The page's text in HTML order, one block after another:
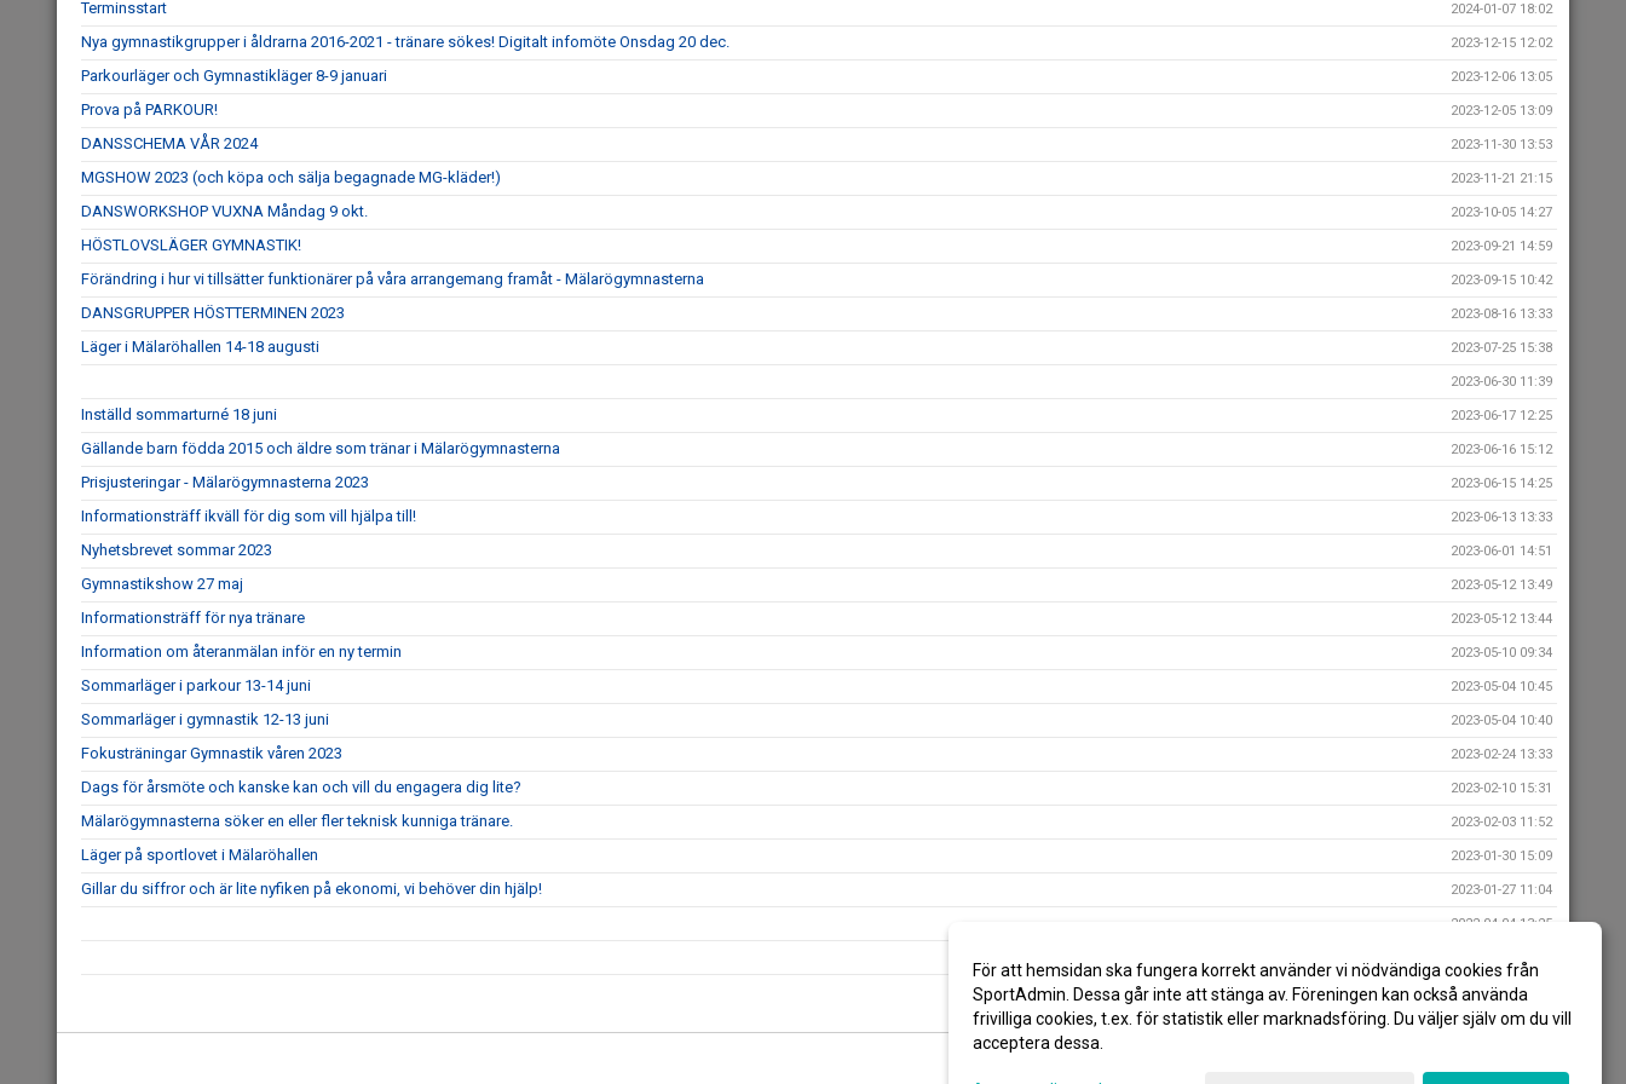
Terminsstart 2024-01-07 18:02
Nya gymnastikgrupper i åldrarna 2016-2021 - tränare sökes! Digitalt infomöte Onsdag 20 dec. 2023-12-15 12:02
Parkourläger och Gymnastikläger 8-9 januari 2023-12-06 13:05
Prova på PARKOUR! 2023-12-05 13:09
DANSSCHEMA VÅR 2024 2023-11-30 13:53
MGSHOW 2023 (och köpa och sälja begagnade MG-kläder!) 2023-11-21 21:15
DANSWORKSHOP VUXNA Måndag 9 okt. 2023-10-05 14:27
HÖSTLOVSLÄGER GYMNASTIK! 2023-09-21 14:59
Förändring i hur vi tillsätter funktionärer på våra arrangemang framåt - Mälarögymnasterna 2023-09-15 10:42
DANSGRUPPER HÖSTTERMINEN 2023 2023-08-16 13:33
Läger i Mälaröhallen 14-18 augusti 2023-07-25 15:38
2023-06-30 11:39
Inställd sommarturné 18 juni 2023-06-17 12:25
Gällande barn födda 2015 och äldre som tränar i Mälarögymnasterna 2023-06-16 15:12
Prisjusteringar - Mälarögymnasterna 2023 2023-06-15 14:25
Informationsträff ikväll för dig som vill hjälpa till! 2023-06-13 13:33
Nyhetsbrevet sommar 2023 2023-06-01 14:51
Gymnastikshow 27 maj 2023-05-12 13:49
Informationsträff för nya tränare 2023-05-12 13:44
Information om återanmälan inför en ny termin 2023-05-10 09:34
Sommarläger i parkour 13-14 juni 2023-05-04 10:45
Sommarläger i gymnastik 12-13 juni 2023-05-04 10:40
Fokusträningar Gymnastik våren 2023 2023-02-24 13:33
Dags för årsmöte och kanske kan och vill du engagera dig lite? 2023-02-10 15:31
Mälarögymnasterna söker en eller fler teknisk kunniga tränare. 2023-02-03 11:52
Läger på sportlovet i Mälaröhallen 2023-01-30 15:09
Gillar du siffror och är lite nyfiken på ekonomi, vi behöver din hjälp! 2023-01-27 11:04
2022-04-04 13:25
2022-04-04 10:39
För att hemsidan ska fungera korrekt använder vi nödvändiga cookies från
SportAdmin. Dessa går inte att stänga av. Föreningen kan också använda
frivilliga cookies, t.ex. för statistik eller marknadsföring. Du väljer själv om du vill
acceptera dessa.